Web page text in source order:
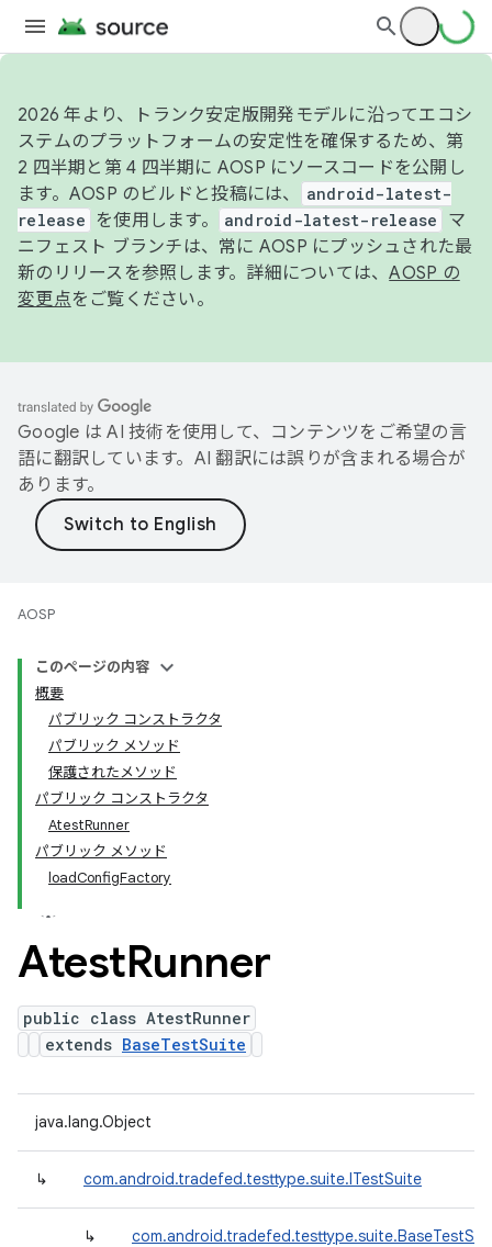
2026 年より、トランク安定版開発モデルに沿ってエコシ
ステムのプラットフォームの安定性を確保するため、第
2 四半期と第 4 四半期に AOSP にソースコードを公開し
ます。AOSP のビルドと投稿には、
android-latest-
release
を使用します。 android-latest-release
マ
ニフェスト ブランチは、常に AOSP にプッシュされた最
新のリリースを参照します。詳細については、AOSP の
変更点をご覧ください。
Google は AI 技術を使用して、コンテンツをご希望の言
語に翻訳しています。AI 翻訳には誤りが含まれる場合が
あります。
AOSP
このページの内容
概要
パブリック コンストラクタ
パブリック メソッド
保護されたメソッド
パブリック コンストラクタ
AtestRunner
パブリック メソッド
loadConfigFactory
AtestRunner
public class AtestRunner
extends BaseTestSuite
java.lang.Object
↳ com.android.tradefed.testtype.suite.ITestSuite
↳